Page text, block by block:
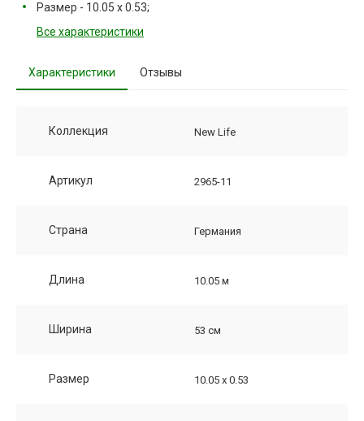
Размер - 10.05 х 0.53;
Все характеристики
Характеристики Отзывы
Коллекция New Life
Артикул 2965-11
Страна Германия
Длина 10.05 м
Ширина 53 см
Размер 10.05 х 0.53